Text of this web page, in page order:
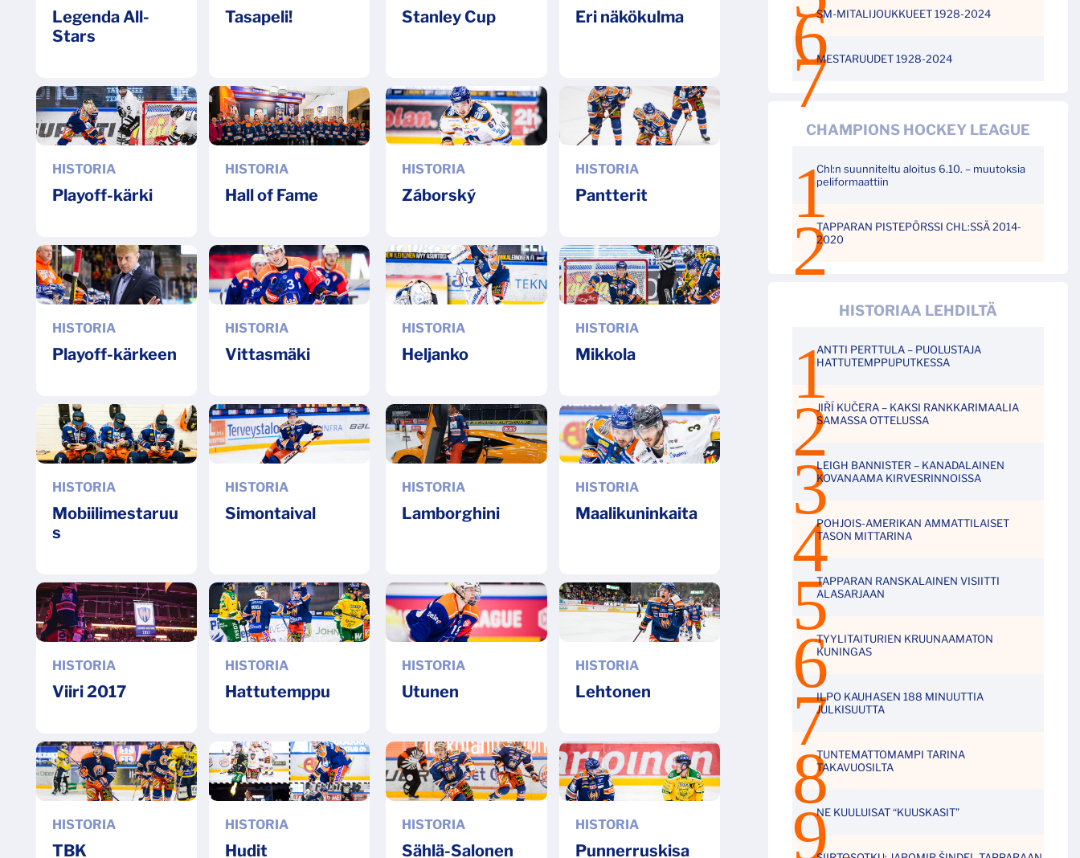
Legenda All-
Stars
Tasapeli! Stanley Cup Eri näkökulma
Playoff-kärki
HISTORIA
Hall of Fame
HISTORIA
Záborský
HISTORIA
Pantterit
HISTORIA
Playoff-kärkeen
HISTORIA
Vittasmäki
HISTORIA
Heljanko
HISTORIA
Mikkola
HISTORIA
Mobiilimestaruu
s
HISTORIA
Simontaival
HISTORIA
Lamborghini
HISTORIA
Maalikuninkaita
HISTORIA
Viiri 2017
HISTORIA
Hattutemppu
HISTORIA
Utunen
HISTORIA
Lehtonen
HISTORIA
TBK
HISTORIA
Hudit
HISTORIA
Sählä-Salonen
HISTORIA
Punnerruskisa
HISTORIA
SM-MITALIJOUKKUEET 1928-2024
MESTARUUDET 1928-2024
CHAMPIONS HOCKEY LEAGUE
Chl:n suunniteltu aloitus 6.10. – muutoksia
peliformaattiin
TAPPARAN PISTEPÖRSSI CHL:SSÄ 2014-
2020
HISTORIAA LEHDILTÄ
ANTTI PERTTULA – PUOLUSTAJA
HATTUTEMPPUPUTKESSA
JIŘÍ KUČERA – KAKSI RANKKARIMAALIA
SAMASSA OTTELUSSA
LEIGH BANNISTER – KANADALAINEN
KOVANAAMA KIRVESRINNOISSA
POHJOIS-AMERIKAN AMMATTILAISET
TASON MITTARINA
TAPPARAN RANSKALAINEN VISIITTI
ALASARJAAN
TYYLITAITURIEN KRUUNAAMATON
KUNINGAS
ILPO KAUHASEN 188 MINUUTTIA
JULKISUUTTA
TUNTEMATTOMAMPI TARINA
TAKAVUOSILTA
NE KUULUISAT “KUUSKASIT”